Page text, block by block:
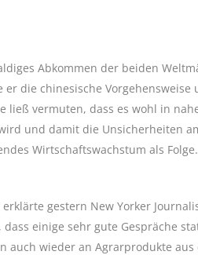
Abkommen der beiden
die chinesische
ließ vermuten, dass es wohl in
und damit die Unsicherheiten
Wirtschaftswachstum als Folge.
gestern New Yorker
einige sehr gute Gespräche
wieder an Agrarprodukte aus